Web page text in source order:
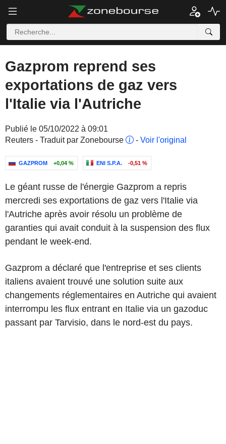
Gazprom reprend ses
exportations de gaz vers
l'Italie via l'Autriche
Publié le 05/10/2022 à 09:01
Reuters - Traduit par Zonebourse
- Voir l'original
GAZPROM +0,04 % ENI S.P.A. -0,51 %
Le géant russe de l'énergie Gazprom a repris
mercredi ses exportations de gaz vers l'Italie via
l'Autriche après avoir résolu un problème de
garanties qui avait conduit à la suspension des flux
pendant le week-end.
Gazprom a déclaré que l'entreprise et ses clients
italiens avaient trouvé une solution suite aux
changements réglementaires en Autriche qui avaient
interrompu les flux entrant en Italie via un gazoduc
passant par Tarvisio, dans le nord-est du pays.